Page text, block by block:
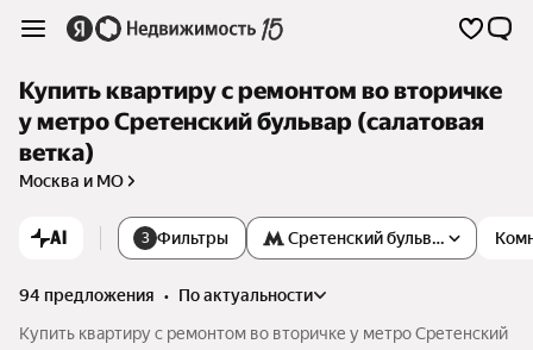
Купить квартиру с ремонтом во вторичке
у метро Сретенский бульвар (салатовая
ветка)
Москва и МО
AI 3 Фильтры Сретенский бульвар
94 предложения •
по актуальности
Купить квартиру с ремонтом во вторичке у метро Сретенский